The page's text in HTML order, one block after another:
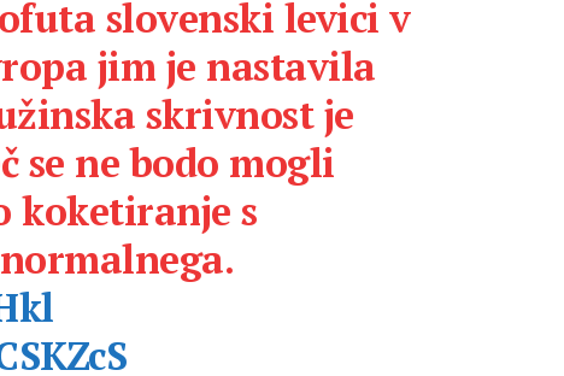
slovenski levici v
jim je nastavila
skrivnost je
se ne bodo mogli
koketiranje s